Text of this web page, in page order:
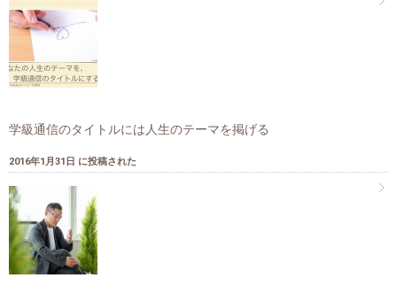
学級通信のタイトルには人生のテーマを掲げる
2016年1月31日 に投稿された